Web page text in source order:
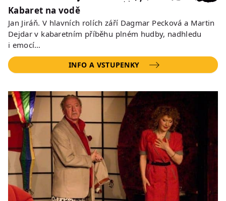
Kabaret na vodě
Jan Jiráň. V hlavních rolích září Dagmar Pecková a Martin
Dejdar v kabaretním příběhu plném hudby, nadhledu
i emocí…
INFO A VSTUPENKY